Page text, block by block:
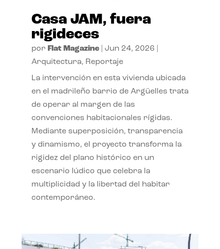
Casa JAM, fuera
rigideces
por Flat Magazine| Jun 24, 2026
Arquitectura, Reportaje
La intervención en esta vivienda ubicada
en el madrileño barrio de Argüelles trata
de operar al margen de las
convenciones habitacionales rígidas.
Mediante superposición, transparencia
y dinamismo, el proyecto transforma la
rigidez del plano histórico en un
escenario lúdico que celebra la
multiplicidad y la libertad del habitar
contemporáneo.